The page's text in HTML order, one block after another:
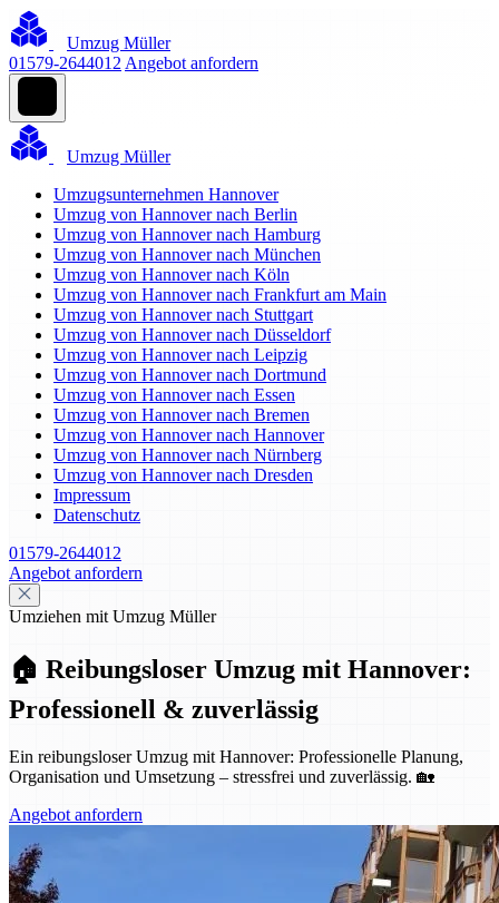
Umzug Müller
01579-2644012 Angebot anfordern
Umzug Müller
Umzugsunternehmen Hannover
Umzug von Hannover nach Berlin
Umzug von Hannover nach Hamburg
Umzug von Hannover nach München
Umzug von Hannover nach Köln
Umzug von Hannover nach Frankfurt am Main
Umzug von Hannover nach Stuttgart
Umzug von Hannover nach Düsseldorf
Umzug von Hannover nach Leipzig
Umzug von Hannover nach Dortmund
Umzug von Hannover nach Essen
Umzug von Hannover nach Bremen
Umzug von Hannover nach Hannover
Umzug von Hannover nach Nürnberg
Umzug von Hannover nach Dresden
Impressum
Datenschutz
01579-2644012
Angebot anfordern
Umziehen mit Umzug Müller
🏠 Reibungsloser Umzug mit Hannover:
Professionell & zuverlässig
Ein reibungsloser Umzug mit Hannover: Professionelle Planung,
Organisation und Umsetzung – stressfrei und zuverlässig. 🏡
Angebot anfordern